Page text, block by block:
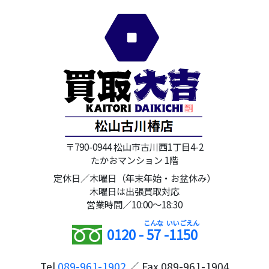
〒790-0944 松山市古川西1丁目4-2
たかおマンション 1階
定休日／木曜日（年末年始・お盆休み）
木曜日は出張買取対応
営業時間／10:00～18:30
0120 -57-1150
Tel 089-961-1902 ／ Fax 089-961-1904